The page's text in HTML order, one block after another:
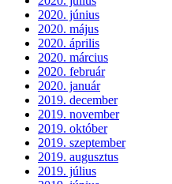
2020. június
2020. május
2020. április
2020. március
2020. február
2020. január
2019. december
2019. november
2019. október
2019. szeptember
2019. augusztus
2019. július